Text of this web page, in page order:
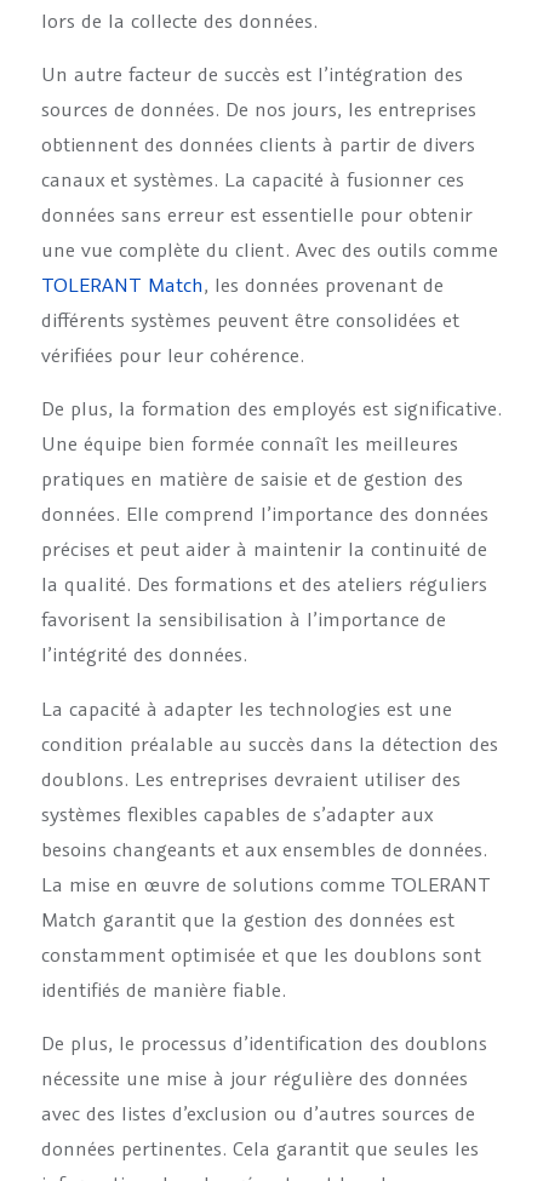
lors de la collecte des données.
Un autre facteur de succès est l’intégration des
sources de données. De nos jours, les entreprises
obtiennent des données clients à partir de divers
canaux et systèmes. La capacité à fusionner ces
données sans erreur est essentielle pour obtenir
une vue complète du client. Avec des outils comme
TOLERANT Match, les données provenant de
différents systèmes peuvent être consolidées et
vérifiées pour leur cohérence.
De plus, la formation des employés est significative.
Une équipe bien formée connaît les meilleures
pratiques en matière de saisie et de gestion des
données. Elle comprend l’importance des données
précises et peut aider à maintenir la continuité de
la qualité. Des formations et des ateliers réguliers
favorisent la sensibilisation à l’importance de
l’intégrité des données.
La capacité à adapter les technologies est une
condition préalable au succès dans la détection des
doublons. Les entreprises devraient utiliser des
systèmes flexibles capables de s’adapter aux
besoins changeants et aux ensembles de données.
La mise en œuvre de solutions comme TOLERANT
Match garantit que la gestion des données est
constamment optimisée et que les doublons sont
identifiés de manière fiable.
De plus, le processus d’identification des doublons
nécessite une mise à jour régulière des données
avec des listes d’exclusion ou d’autres sources de
données pertinentes. Cela garantit que seules les